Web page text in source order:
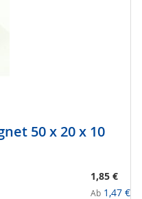
50 x 20 x 10
1,85 €
Ab 1,47 €